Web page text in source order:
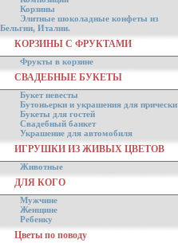
Корзины
Элитные шоколадные конфеты из
Бельгии, Италии.
КОРЗИНЫ С ФРУКТАМИ
Фрукты в корзине
СВАДЕБНЫЕ БУКЕТЫ
Букет невесты
Бутоньерки и украшения для прически
Букеты для гостей
Свадебный банкет
Украшение для автомобиля
ИГРУШКИ ИЗ ЖИВЫХ ЦВЕТОВ
Животные
ДЛЯ КОГО
Мужчине
Женщине
Ребенку
Цветы по поводу